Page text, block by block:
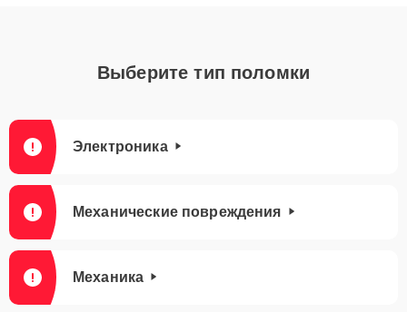
Выберите тип поломки
Электроника
Механические повреждения
Механика